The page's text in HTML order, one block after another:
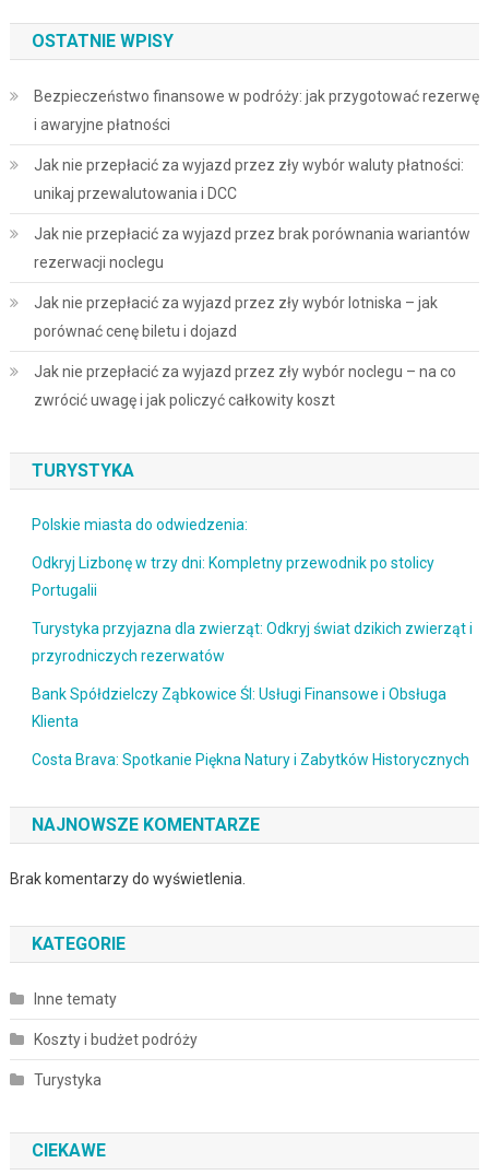
OSTATNIE WPISY
Bezpieczeństwo finansowe w podróży: jak przygotować rezerwę
i awaryjne płatności
Jak nie przepłacić za wyjazd przez zły wybór waluty płatności:
unikaj przewalutowania i DCC
Jak nie przepłacić za wyjazd przez brak porównania wariantów
rezerwacji noclegu
Jak nie przepłacić za wyjazd przez zły wybór lotniska – jak
porównać cenę biletu i dojazd
Jak nie przepłacić za wyjazd przez zły wybór noclegu – na co
zwrócić uwagę i jak policzyć całkowity koszt
TURYSTYKA
Polskie miasta do odwiedzenia:
Odkryj Lizbonę w trzy dni: Kompletny przewodnik po stolicy
Portugalii
Turystyka przyjazna dla zwierząt: Odkryj świat dzikich zwierząt i
przyrodniczych rezerwatów
Bank Spółdzielczy Ząbkowice Śl: Usługi Finansowe i Obsługa
Klienta
Costa Brava: Spotkanie Piękna Natury i Zabytków Historycznych
NAJNOWSZE KOMENTARZE
Brak komentarzy do wyświetlenia.
KATEGORIE
Inne tematy
Koszty i budżet podróży
Turystyka
CIEKAWE